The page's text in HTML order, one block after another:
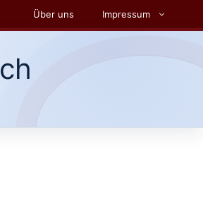
Über uns Impressum